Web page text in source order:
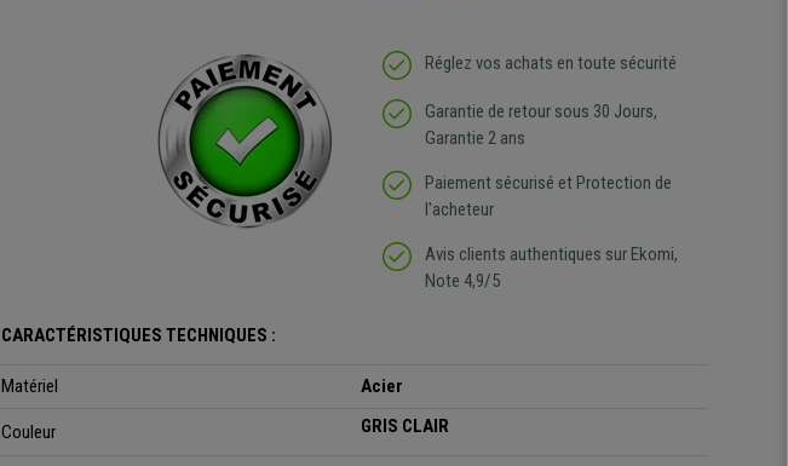
Réglez vos achats en toute sécurité
Garantie de retour sous 30 Jours,
Garantie 2 ans
Paiement sécurisé et Protection de
l'acheteur
Avis clients authentiques sur Ekomi,
Note 4,9/5
CARACTÉRISTIQUES TECHNIQUES :
Matériel Acier
Couleur GRIS CLAIR